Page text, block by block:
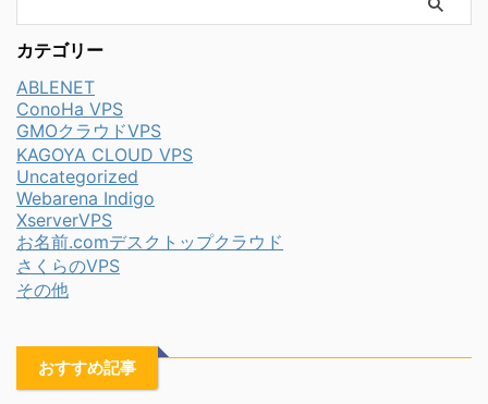
カテゴリー
ABLENET
ConoHa VPS
GMOクラウドVPS
KAGOYA CLOUD VPS
Uncategorized
Webarena Indigo
XserverVPS
お名前.comデスクトップクラウド
さくらのVPS
その他
おすすめ記事